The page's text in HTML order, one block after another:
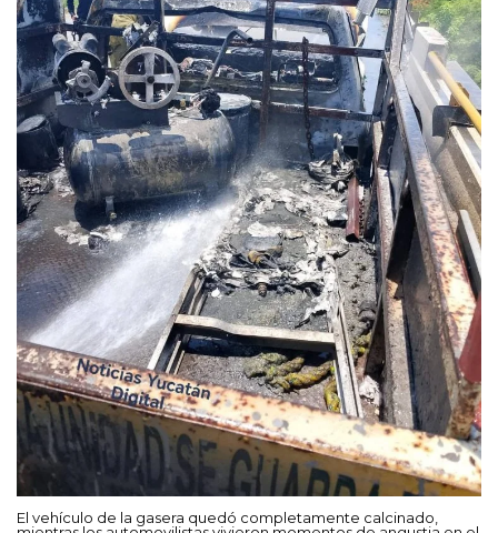
El vehículo de la gasera quedó completamente calcinado,